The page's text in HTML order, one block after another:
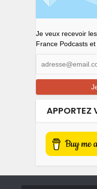
Je veux recevoir
France Podcasts
APPORTEZ